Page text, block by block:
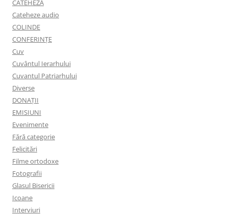
CATEHEZĂ
Cateheze audio
COLINDE
CONFERINȚE
Cuv
Cuvântul Ierarhului
Cuvantul Patriarhului
Diverse
DONAȚII
EMISIUNI
Evenimente
Fără categorie
Felicitări
Filme ortodoxe
Fotografii
Glasul Bisericii
Icoane
Interviuri